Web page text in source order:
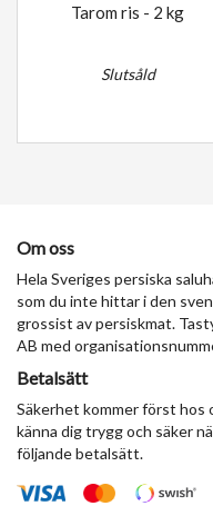
Tarom ris - 2 kg
Slutsåld
Om oss
Hela Sveriges persiska
som du inte hittar i den
grossist av persiskmat.
AB med
Betalsätt
Säkerhet kommer först hos
känna dig trygg och säker
följande betalsätt.